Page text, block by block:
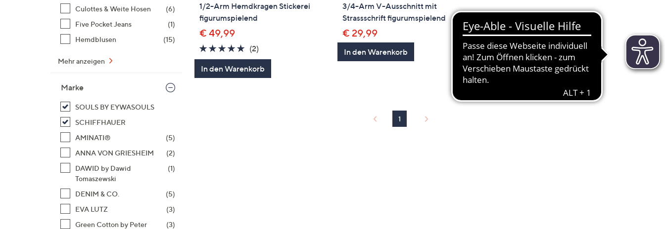
Culottes & Weite Hosen
(6)
Five Pocket Jeans
(1)
Hemdblusen
(15)
Mehr anzeigen
Marke
SOULS BY EYWASOULS
SCHIFFHAUER
AMINATI®
(5)
ANNA VON GRIESHEIM
(2)
DAWID by Dawid
Tomaszewski
(1)
DENIM & CO.
(5)
EVA LUTZ
(3)
Green Cotton by Peter
(3)
1/2-Arm Hemdkragen Stickerei
figurumspielend
€ 49,99
5.0
von
5
(2)2
Bewertungen
In den Warenkorb
3/4-Arm V-Ausschnitt mit
Strassschrift figurumspielend
€ 29,99
In den Warenkorb
1